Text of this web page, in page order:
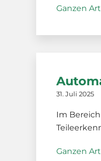
Ganzen
31. Juli 2025
Im
Ganzen